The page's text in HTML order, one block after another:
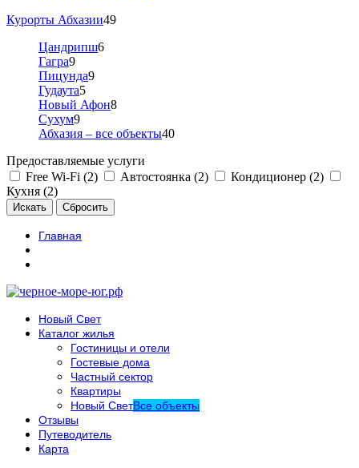
Курорты Абхазии49
Цандрипш6
Гагра9
Пицунда9
Гудаута5
Новый Афон8
Сухум9
Абхазия – все объекты40
Предоставляемые услуги
Free Wi-Fi (2)
Автостоянка (2)
Кондиционер (2)
Кухня (2)
Главная
Новый Свет
Каталог жилья
Гостиницы и отели
Гостевые дома
Частный сектор
Квартиры
Новый СветВсе объекты
Отзывы
Путеводитель
Карта